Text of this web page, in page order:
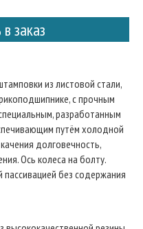
заказ
из листовой стали,
с прочным
разработанным
путём холодной
долговечность,
Ось колеса на болту.
пассивацией без содержания